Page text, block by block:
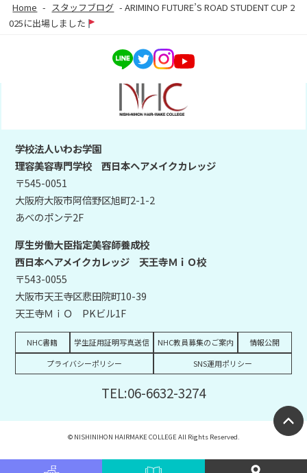
Home - スタッフブログ -ARIMINO FUTURE’S ROAD STUDENT CUP 2
025に出場しました
学校法人いわお学園
理容美容専門学校 西日本ヘアメイクカレッジ
〒545-0051
大阪府大阪市阿倍野区旭町2-1-2
あべのポンテ2F
厚生労働大臣指定美容師養成校
西日本ヘアメイクカレッジ 天王寺ＭｉＯ校
〒543-0055
大阪市天王寺区悲田院町10-39
天王寺ＭｉＯ PKビル1F
NHC書籍 学生証用証明写真送信 NHC教員募集のご案内
情報公開
プライバシーポリシー
SNS運用ポリシー
TEL:06-6632-3274
© NISHINIHON HAIRMAKE COLLEGE All Rights Reserved.